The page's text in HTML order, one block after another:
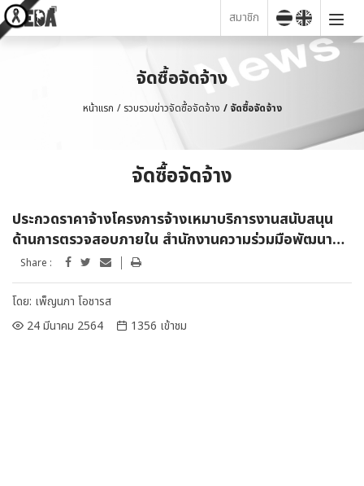
สมาชิก
จัดซื้อจัดจ้าง
หน้าแรก รวบรวมข่าวจัดซื้อจัดจ้าง จัดซื้อจัดจ้าง
จัดซื้อจัดจ้าง
ประกวดราคาจ้างโครงการจ้างเหมาบริการงานสนับสนุน
ด้านการตรวจสอบภายใน สำนักงานความร่วมมือพัฒนา
เศรษฐกิจกับประเทศเพื่อนบ้าน (องค์การมาหชน) (สพพ.)
ด้วยวิธีประกวดราคาอิเล็กทรอนิกส์ (e-bidding)
Share :
โดย: เพ็ญนภา โอชารส
24 มีนาคม 2564
1356 เข้าชม